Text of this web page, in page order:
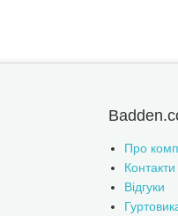
Про
Контакти
Відгуки